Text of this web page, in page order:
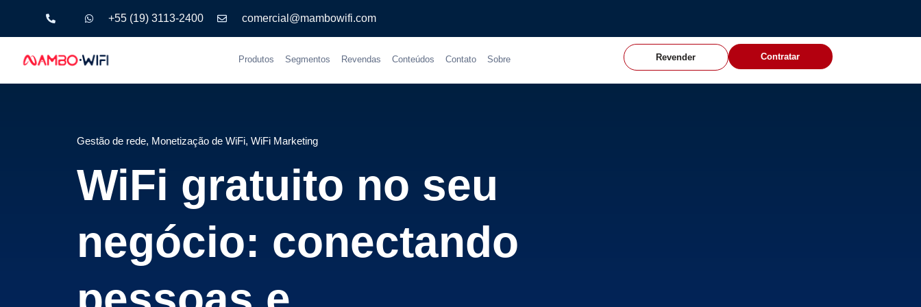
+55 (19) 3113-2400 comercial@mambowifi.com
Produtos Segmentos Revendas Conteúdos Contato Sobre Revender Contratar
Gestão de rede, Monetização de WiFi, WiFi Marketing
WiFi gratuito no seu
negócio: conectando